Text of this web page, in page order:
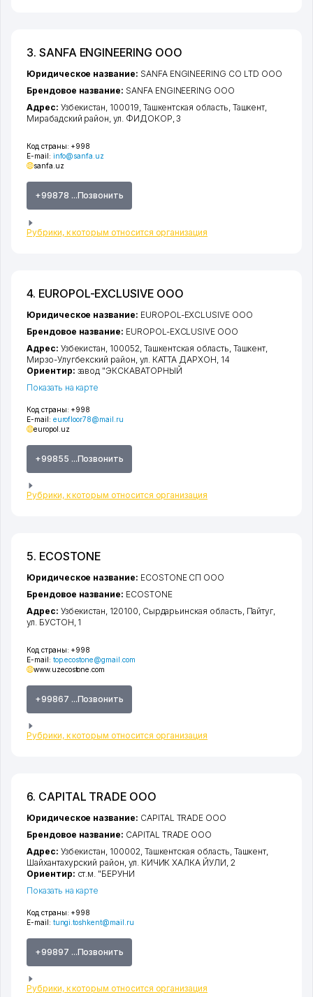
3. SANFA ENGINEERING ООО
Код страны: +998
E-mail: info@sanfa.uz
sanfa.uz
+99878 ...Позвонить
Рубрики, к которым относится организация
Юридическое название: SANFA ENGINEERING CO LTD ООО
Брендовое название: SANFA ENGINEERING ООО
Адрес: Узбекистан, 100019, Ташкентская область, Ташкент,
Мирабадский район,ул. ФИДОКОР, 3
4. EUROPOL-EXCLUSIVE ООО
Код страны: +998
E-mail: eurofloor78@mail.ru
europol.uz
+99855 ...Позвонить
Рубрики, к которым относится организация
Юридическое название: EUROPOL-EXCLUSIVE ООО
Брендовое название: EUROPOL-EXCLUSIVE ООО
Адрес: Узбекистан, 100052, Ташкентская область Ташкент
Мирзо-Улугбекский район ул. КАТТА ДАРХОН , 14
Ориентир: завод "ЭКСКАВАТОРНЫЙ
Показать на карте
5. ECOSTONE
Код страны: +998
E-mail: top.ecostone@gmail.com
www.uzecostone.com
+99867 ...Позвонить
Рубрики, к которым относится организация
Юридическое название: ECOSTONE СП ООО
Брендовое название: ECOSTONE
Адрес: Узбекистан, 120100, Сырдарьинская область Пайтуг
ул. БУСТОН , 1
6. CAPITAL TRADE ООО
Код страны: +998
E-mail: tungi.toshkent@mail.ru
+99897 ...Позвонить
Рубрики, к которым относится организация
Юридическое название: CAPITAL TRADE ООО
Брендовое название: CAPITAL TRADE ООО
Адрес: Узбекистан, 100002, Ташкентская область, Ташкент,
Шайхантахурский район, ул. КИЧИК ХАЛКА ЙУЛИ, 2
Ориентир: ст.м. "БЕРУНИ
Показать на карте